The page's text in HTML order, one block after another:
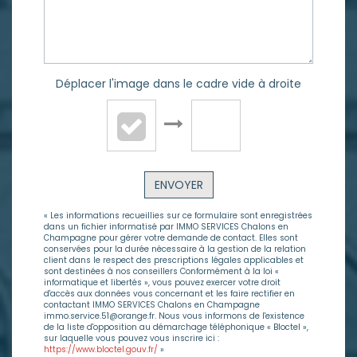
Déplacer l'image dans le cadre vide à droite
ENVOYER
« Les informations recueillies sur ce formulaire sont enregistrées
dans un fichier informatisé par IMMO SERVICES Chalons en
Champagne pour gérer votre demande de contact. Elles sont
conservées pour la durée nécessaire à la gestion de la relation
client dans le respect des prescriptions légales applicables et
sont destinées à nos conseillers Conformément à la loi «
informatique et libertés », vous pouvez exercer votre droit
d'accès aux données vous concernant et les faire rectifier en
contactant IMMO SERVICES Chalons en Champagne
immo.service.51@orange.fr. Nous vous informons de l'existence
de la liste d'opposition au démarchage téléphonique « Bloctel »,
sur laquelle vous pouvez vous inscrire ici :
https://www.bloctel.gouv.fr/ »